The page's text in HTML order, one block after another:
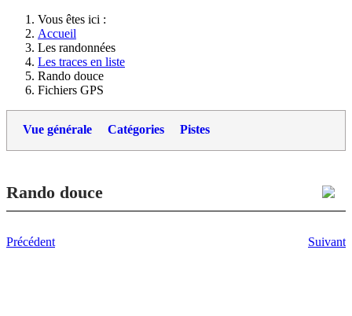
Vous êtes ici :
Accueil
Les randonnées
Les traces en liste
Rando douce
Fichiers GPS
Vue générale Catégories Pistes
Rando douce
Précédent Suivant